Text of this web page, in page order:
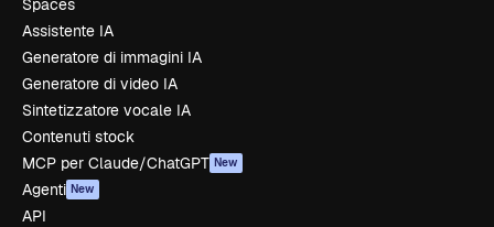
Spaces
Assistente IA
Generatore di immagini IA
Generatore di video IA
Sintetizzatore vocale IA
Contenuti stock
MCP per Claude/ChatGPT New
Agenti New
API